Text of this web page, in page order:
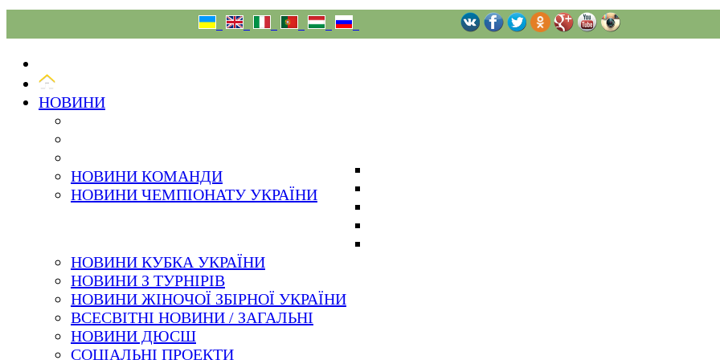
НОВИНИ
НОВИНИ КОМАНДИ
НОВИНИ ЧЕМПІОНАТУ УКРАЇНИ
НОВИНИ КУБКА УКРАЇНИ
НОВИНИ З ТУРНІРІВ
НОВИНИ ЖІНОЧОЇ ЗБІРНОЇ УКРАЇНИ
ВСЕСВІТНІ НОВИНИ / ЗАГАЛЬНІ
НОВИНИ ДЮСШ
СОЦІАЛЬНІ ПРОЕКТИ